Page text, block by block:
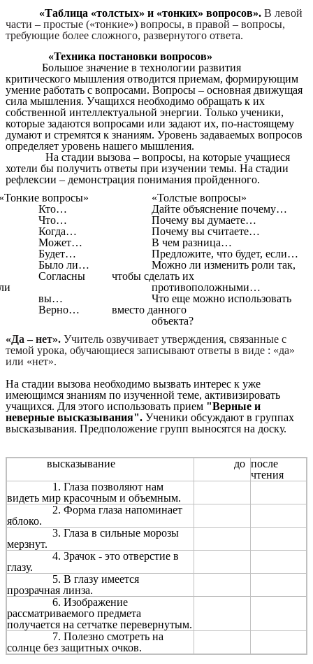
«Таблица «толстых» и «тонких» вопросов». В левой
части – простые («тонкие») вопросы, в правой – вопросы,
требующие более сложного, развернутого ответа.
«Техника постановки вопросов»
Большое значение в технологии развития
критического мышления отводится приемам, формирующим
умение работать с вопросами. Вопросы – основная движущая
сила мышления. Учащихся необходимо обращать к их
собственной интеллектуальной энергии. Только ученики,
которые задаются вопросами или задают их, по-настоящему
думают и стремятся к знаниям. Уровень задаваемых вопросов
определяет уровень нашего мышления.
На стадии вызова – вопросы, на которые учащиеся
хотели бы получить ответы при изучении темы. На стадии
рефлексии – демонстрация понимания пройденного.
вопросы»
Кто…
Что…
Когда…
Может…
Будет…
Было ли…
Согласны
вы…
Верно…
«Толстые вопросы»
Дайте объяснение почему…
Почему вы думаете…
Почему вы считаете…
В чем разница…
Предложите, что будет, если…
Можно ли изменить роли так,
чтобы сделать их
противоположными…
Что еще можно использовать
вместо данного
объекта?
«Да – нет». Учитель озвучивает утверждения, связанные с
темой урока, обучающиеся записывают ответы в виде : «да»
или «нет».
На стадии вызова необходимо вызвать интерес к уже
имеющимся знаниям по изученной теме, активизировать
учащихся. Для этого использовать прием "Верные и
неверные высказывания". Ученики обсуждают в группах
высказывания. Предположение групп выносятся на доску.
высказывание до после
чтения
1. Глаза позволяют нам
видеть мир красочным и объемным.
2. Форма глаза напоминает
яблоко.
3. Глаза в сильные морозы
мерзнут.
4. Зрачок - это отверстие в
глазу.
5. В глазу имеется
прозрачная линза.
6. Изображение
рассматриваемого предмета
получается на сетчатке перевернутым.
7. Полезно смотреть на
солнце без защитных очков.